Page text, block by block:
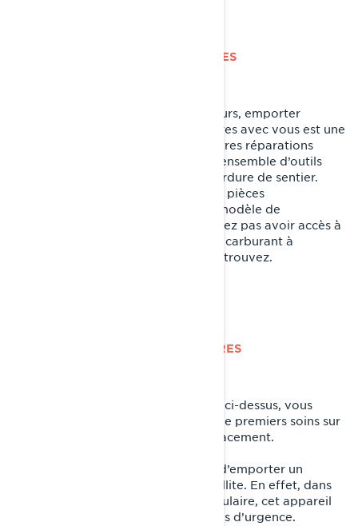
PENSEZ AUX OUTILS ET AUX PIÈCES
Pour les randonnées de plusieurs jours, emporter
quelques accessoires supplémentaires avec vous est une
bonne idée pour les réglages ou autres réparations
rapides. Prenez donc avec vous un ensemble d’outils
courants pour les réparations en bordure de sentier.
Emportez un litre d’huile XPS et des pièces
supplémentaires adaptées à votre modèle de
motoneige au cas où vous ne pourriez pas avoir accès à
un concessionnaire ou à une aire de carburant à
proximité de l’endroit où vous vous trouvez.
AINSI QU’AUX AUTRES ACCESSOIRES
En plus des accessoires mentionnés ci-dessus, vous
devriez toujours avoir une trousse de premiers soins sur
votre motoneige pour chaque déplacement.
Vous pouvez également envisager d’emporter un
dispositif de repérage GPS par satellite. En effet, dans
les régions reculées sans réseau cellulaire, cet appareil
vous permet de communiquer en cas d’urgence.